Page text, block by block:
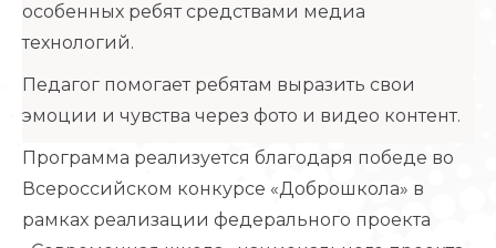
особенных ребят средствами медиа
технологий.
Педагог помогает ребятам выразить свои
эмоции и чувства через фото и видео контент.
Программа реализуется благодаря победе во
Всероссийском конкурсе «Доброшкола» в
рамках реализации федерального проекта